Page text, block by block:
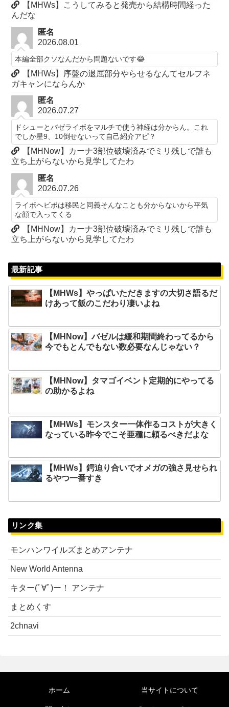
【MHWs】こうしてみると発売から結構時間経った
んだな
匿名
2026.08.01
本編全部クソなんだから問題ないです😂
【MHWs】序盤の退屈部分やらせるなんてセルフネ
ガキャンにならんか
匿名
2026.07.27
ドシューとバゼライボをマルチで使う神経は分からん。これ
でしか星9、10倒せないって自己紹介アピ？
【MHNow】カーナ3部位破壊済みでミリ残しで誰も
立ち上がらないから見学してたわ
匿名
2026.07.26
ライボヘビボは移民と同義そんなことも分からないから平気
な顔で入ってくる
【MHNow】カーナ3部位破壊済みでミリ残しで誰も
立ち上がらないから見学してたわ
最新記事
【MHWs】やっぱいただきますの大切さ語るだ
けあって飯のこだわり凄いよね
【MHNow】バゼルは緩和期間終わってるから
今でもとんでもない数必要なんじゃない？
【MHNow】タマゴイベント定期的にやってる
の助かるよね
【MHWs】モンスター一体作るコストが大きく
なっている昨今でこそ亜種に頼るべきだよな
【MHWs】鍔迫り合いでオメガの強さ見せられ
るやつ一番すき
リンク集
モンハンワイルズまとめアンテナ
New World Antenna
キター(ﾟ∀ﾟ)ー！ アンテナ
まとめくす
2chnavi
ホーム 当サイトについて